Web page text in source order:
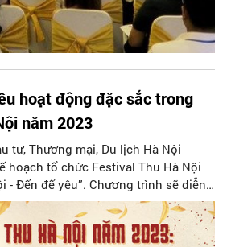
hoạt động đặc sắc trong
năm 2023
tư, Thương mại, Du lịch Hà Nội
hoạch tổ chức Festival Thu Hà Nội
- Đến để yêu”. Chương trình sẽ diễn
01/10/2023 tại Khu vực vườn hoa
Tiên Hoàng, phố Lê Thạch, quận
huyện trên địa bàn thành phố.